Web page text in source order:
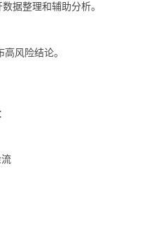
据整理和辅助分析。
风险结论。